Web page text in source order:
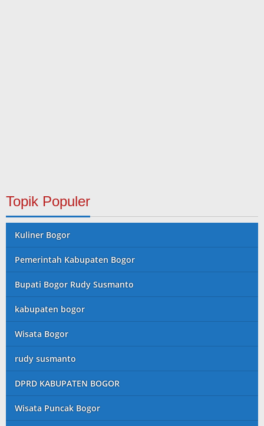
Topik Populer
Kuliner Bogor
Pemerintah Kabupaten Bogor
Bupati Bogor Rudy Susmanto
kabupaten bogor
Wisata Bogor
rudy susmanto
DPRD KABUPATEN BOGOR
Wisata Puncak Bogor